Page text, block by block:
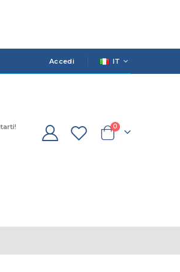
Accedi LANGUAGE
IT
Cart
0prodotti